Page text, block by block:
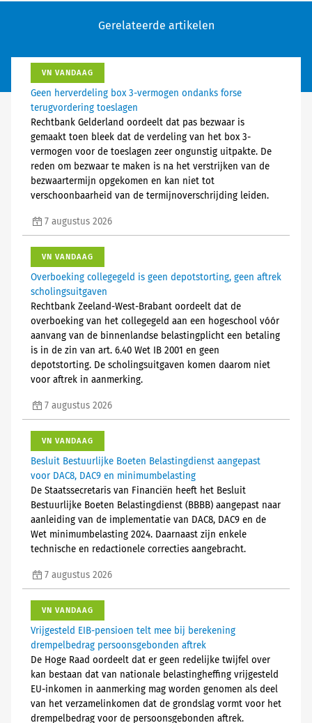
Gerelateerde artikelen
VN VANDAAG
Geen herverdeling box 3-vermogen ondanks forse
terugvordering toeslagen
Rechtbank Gelderland oordeelt dat pas bezwaar is
gemaakt toen bleek dat de verdeling van het box 3-
vermogen voor de toeslagen zeer ongunstig uitpakte. De
reden om bezwaar te maken is na het verstrijken van de
bezwaartermijn opgekomen en kan niet tot
verschoonbaarheid van de termijnoverschrijding leiden.
7 augustus 2026
VN VANDAAG
Overboeking collegegeld is geen depotstorting, geen aftrek
scholingsuitgaven
Rechtbank Zeeland-West-Brabant oordeelt dat de
overboeking van het collegegeld aan een hogeschool vóór
aanvang van de binnenlandse belastingplicht een betaling
is in de zin van art. 6.40 Wet IB 2001 en geen
depotstorting. De scholingsuitgaven komen daarom niet
voor aftrek in aanmerking.
7 augustus 2026
VN VANDAAG
Besluit Bestuurlijke Boeten Belastingdienst aangepast
voor DAC8, DAC9 en minimumbelasting
De Staatssecretaris van Financiën heeft het Besluit
Bestuurlijke Boeten Belastingdienst (BBBB) aangepast naar
aanleiding van de implementatie van DAC8, DAC9 en de
Wet minimumbelasting 2024. Daarnaast zijn enkele
technische en redactionele correcties aangebracht.
7 augustus 2026
VN VANDAAG
Vrijgesteld EIB-pensioen telt mee bij berekening
drempelbedrag persoonsgebonden aftrek
De Hoge Raad oordeelt dat er geen redelijke twijfel over
kan bestaan dat van nationale belastingheffing vrijgesteld
EU-inkomen in aanmerking mag worden genomen als deel
van het verzamelinkomen dat de grondslag vormt voor het
drempelbedrag voor de persoonsgebonden aftrek.